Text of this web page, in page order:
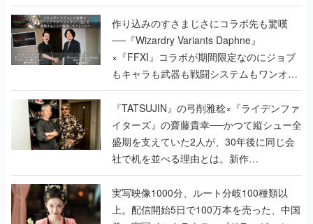
作り込みのすさまじさにコラボ先も驚嘆
──『Wizardry Variants Daphne』
×『FFXI』コラボが期間限定なのにジョブ
もキャラも武器も戦闘システムもワンオフ
で作り込まれた理由を両ディレクターに聞
く
『TATSUJIN』の弓削雅稔×『ライデンファ
イターズ』の齋藤貴幸──かつて縦シュー全
盛期を支えていた2人が、30年後に同じ会
社で机を並べる理由とは。新作
『TATSUJIN EXTREME』で初タッグを組
んだレジェンド2人に訊く開発秘話
実写映像1000分、ルート分岐100種類以
上。配信開始5日で100万本を売った、中国